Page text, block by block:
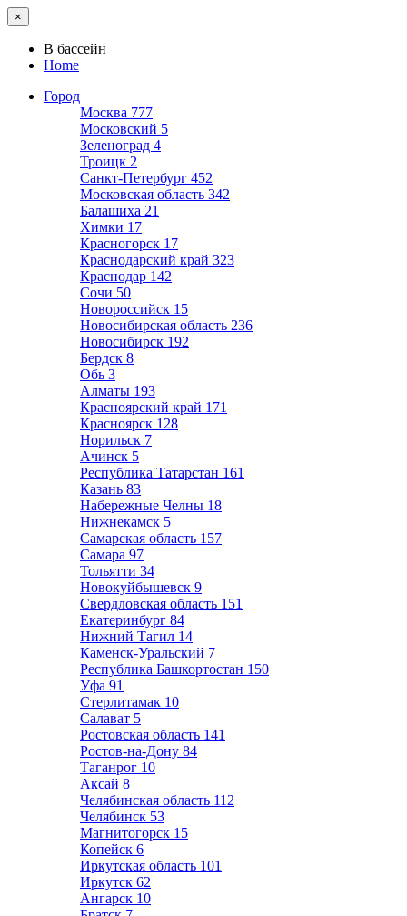
×
В бассейн
Home
Город
Москва 777
Московский 5
Зеленоград 4
Троицк 2
Санкт-Петербург 452
Московская область 342
Балашиха 21
Химки 17
Красногорск 17
Краснодарский край 323
Краснодар 142
Сочи 50
Новороссийск 15
Новосибирская область 236
Новосибирск 192
Бердск 8
Обь 3
Алматы 193
Красноярский край 171
Красноярск 128
Норильск 7
Ачинск 5
Республика Татарстан 161
Казань 83
Набережные Челны 18
Нижнекамск 5
Самарская область 157
Самара 97
Тольятти 34
Новокуйбышевск 9
Свердловская область 151
Екатеринбург 84
Нижний Тагил 14
Каменск-Уральский 7
Республика Башкортостан 150
Уфа 91
Стерлитамак 10
Салават 5
Ростовская область 141
Ростов-на-Дону 84
Таганрог 10
Аксай 8
Челябинская область 112
Челябинск 53
Магнитогорск 15
Копейск 6
Иркутская область 101
Иркутск 62
Ангарск 10